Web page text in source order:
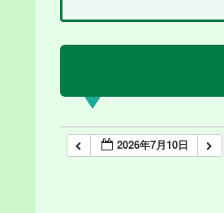
2026年7月10日